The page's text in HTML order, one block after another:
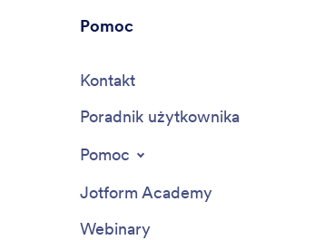
Pomoc
Kontakt
Poradnik użytkownika
Pomoc
Jotform Academy
Webinary